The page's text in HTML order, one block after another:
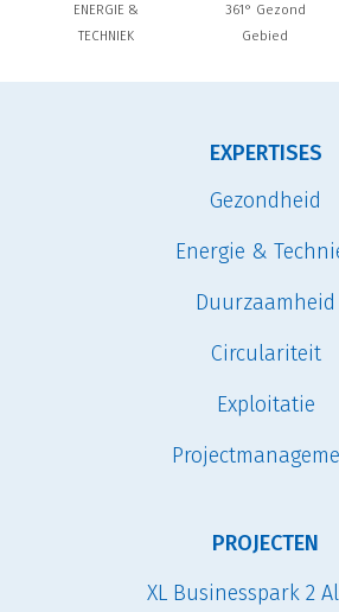
ENERGIE &
TECHNIEK
361° Gezond
Gebied
EXPERTISES
Gezondheid
Energie &
Duurzaamheid
Circulariteit
Exploitatie
PROJECTEN
XL Businesspark 2